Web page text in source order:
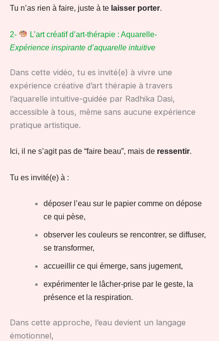
Tu n’as rien à faire, juste à te laisser porter.
2-
L’art créatif d’art-thérapie : Aquarelle-
Expérience inspirante d’aquarelle intuitive
Dans cette vidéo, tu es invité(e) à vivre une
expérience créative d’art thérapie à travers
l’aquarelle intuitive-guidée par Radhika Dasi,
accessible à tous, même sans aucune expérience
pratique artistique.
Ici, il ne s’agit pas de “faire beau”, mais de ressentir.
Tu es invité(e) à :
déposer l’eau sur le papier comme on dépose
ce qui pèse,
observer les couleurs se rencontrer, se diffuser,
se transformer,
accueillir ce qui émerge, sans jugement,
expérimenter le lâcher-prise par le geste, la
présence et la respiration.
Dans cette approche, l’eau devient un langage
émotionnel,